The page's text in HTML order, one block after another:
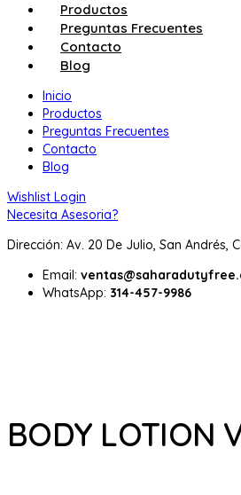
Productos
Preguntas Frecuentes
Contacto
Blog
Inicio
Productos
Preguntas Frecuentes
Contacto
Blog
Wishlist Login
Necesita Asesoria?
Dirección: Av. 20 De Julio, San Andrés,
Email:
WhatsApp: 314-457-9986
BODY LOTION